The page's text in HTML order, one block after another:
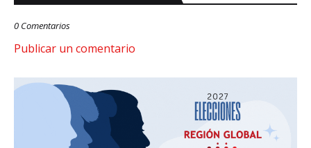
0 Comentarios
Publicar un comentario